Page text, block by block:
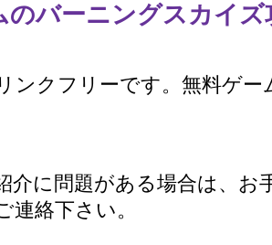
のバーニングスカイ
ンクフリーです。無料ゲー
介に問題がある場合は、お
連絡下さい。